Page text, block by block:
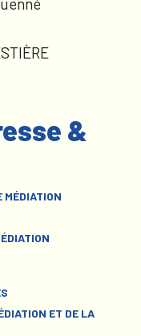
&
MÉDIATION
ET DE LA